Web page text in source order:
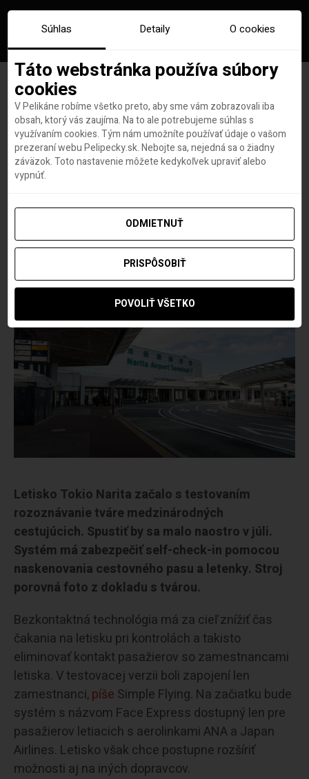
Na letisku v Tokiu testujú
bezkontaktný check-in
pomocou snímania tváre
autorHana Hudson 15. APRÍLA 2021
Letisko Tokio Narita začalo s testovaním
rozoznávanie tváre medzinárodných
cestujúcich. Spustiť by sa malo naostro v júli.
Systém má zabezpečiť self-check-in pomocou
naskenovania cestovného pasu a letenky. Stroj
porovná foto z dokladu s tvárou.
Bezkontaktná technológia má za cieľ znížiť čas
čakania na letisku pri kontrolách a takisto
eliminovať kontakt pasažierov so zamestnancami
letiska. V testovacej verzii boli zapojení len
zamestnanci, píše Simple Flying. Na začiatku bude
systém s názvom Face Express dostupný len pre
pasažierov letiacich s aerolinkami ANA a Japan
Airlines. Letisko však chce postupne rozšíriť
možnosti aj na iných dopravcov.
Súhlas Detaily O cookies
Táto webstránka používa súbory
cookies
V Pelikáne robíme všetko preto, aby sme vám zobrazovali iba
obsah, ktorý vás zaujíma. Na to ale potrebujeme súhlas s
využívaním cookies. Tým nám umožníte používať údaje o vašom
prezeraní webu Pelipecky.sk. Nebojte sa, nejedná sa o žiadny
záväzok. Toto nastavenie môžete kedykoľvek upraviť alebo
vypnúť.
ODMIETNUŤ
PRISPÔSOBIŤ
POVOLIŤ VŠETKO